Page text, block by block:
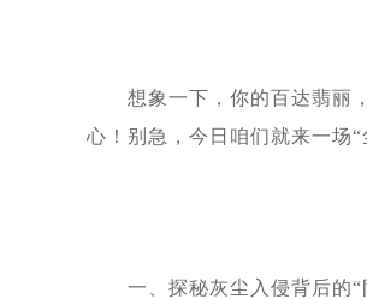
想象一下，你的百达翡丽，
心！别急，今日咱们就来一场
一、探秘灰尘入侵背后的“